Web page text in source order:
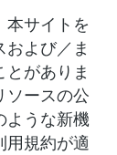
本サイトを
よび／ま
とがありま
ソースの公
ような新機
用規約が適